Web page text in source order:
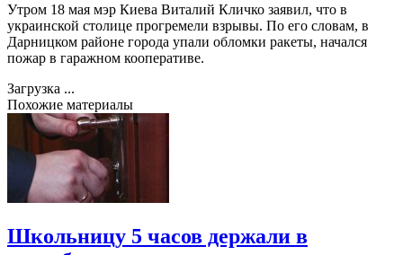
Утром 18 мая мэр Киева Виталий Кличко заявил, что в
украинской столице прогремели взрывы. По его словам, в
Дарницком районе города упали обломки ракеты, начался
пожар в гаражном кооперативе.
Загрузка ...
Похожие материалы
Школьницу 5 часов держали в